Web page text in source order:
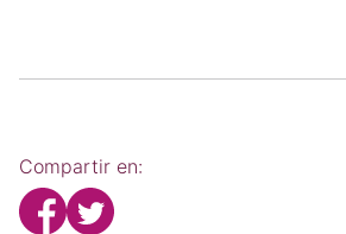
Compartir en: